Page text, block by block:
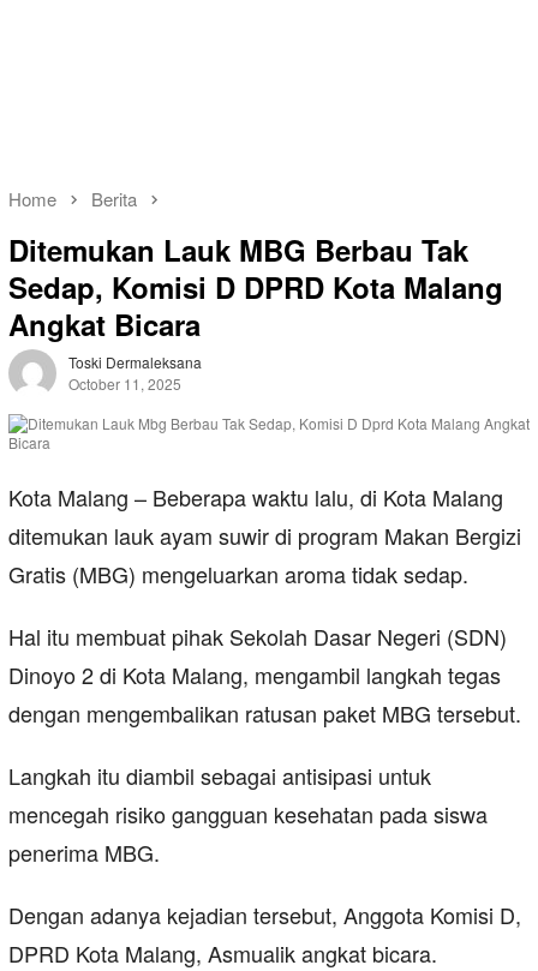
Home Berita
Ditemukan Lauk MBG Berbau Tak
Sedap, Komisi D DPRD Kota Malang
Angkat Bicara
Toski Dermaleksana
October 11, 2025
Kota Malang – Beberapa waktu lalu, di Kota Malang
ditemukan lauk ayam suwir di program Makan Bergizi
Gratis (MBG) mengeluarkan aroma tidak sedap.
Hal itu membuat pihak Sekolah Dasar Negeri (SDN)
Dinoyo 2 di Kota Malang, mengambil langkah tegas
dengan mengembalikan ratusan paket MBG tersebut.
Langkah itu diambil sebagai antisipasi untuk
mencegah risiko gangguan kesehatan pada siswa
penerima MBG.
Dengan adanya kejadian tersebut, Anggota Komisi D,
DPRD Kota Malang, Asmualik angkat bicara.